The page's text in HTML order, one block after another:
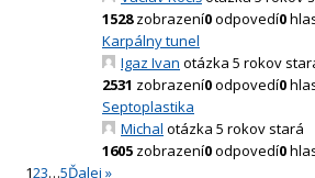
1528zobrazení0odpovedí0
Karpálny tunel
Igaz Ivan otázka 5 rokov
2531 zobrazení0odpovedí0
Septoplastika
Michal otázka 5 rokov stará
1605 zobrazení0odpovedí0
123…5Ďalej »